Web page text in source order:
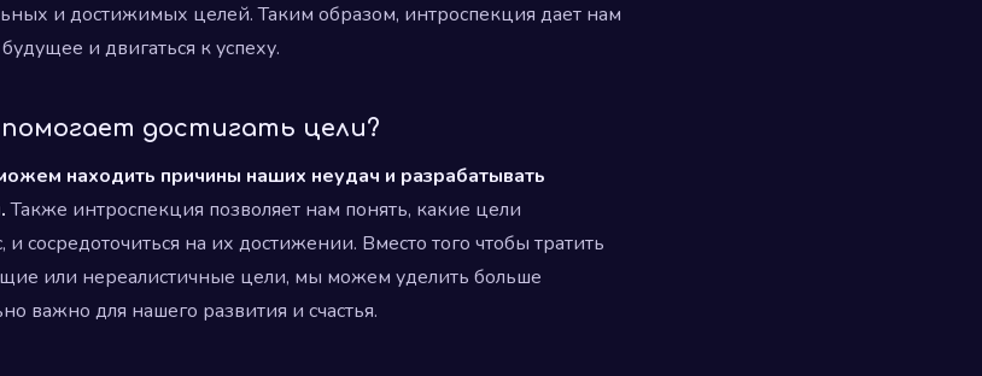
и достижимых целей. Таким образом, интроспекция дает нам
и двигаться к успеху.
достигать цели?
находить причины наших неудач и разрабатывать
Также интроспекция позволяет нам понять, какие цели
сосредоточиться на их достижении. Вместо того чтобы тратить
или нереалистичные цели, мы можем уделить больше
важно для нашего развития и счастья.